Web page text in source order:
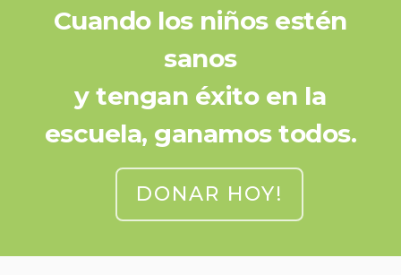
Cuando los niños estén
sanos
y tengan éxito en la
escuela, ganamos todos.
DONAR HOY!